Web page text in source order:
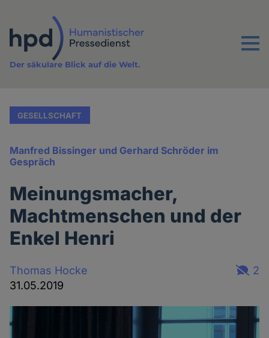
Inhalt
Menu
Der säkulare Blick auf die Welt.
GESELLSCHAFT
Manfred Bissinger und Gerhard Schröder im
Gespräch
Meinungsmacher,
Machtmenschen und der
Enkel Henri
Thomas Hocke
31.05.2019
2